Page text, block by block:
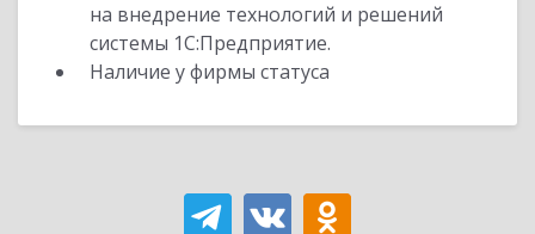
на внедрение технологий и решений
системы 1С:Предприятие.
Наличие у фирмы статуса